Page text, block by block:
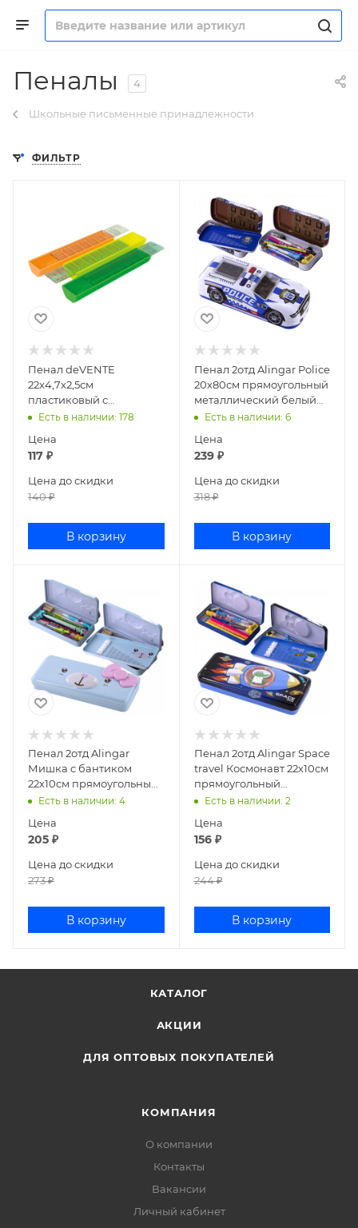
Пеналы 4
Школьные письменные принадлежности
ФИЛЬТР
Пенал deVENTE
22x4,7x2,5см
пластиковый с
линейкой ассорти
Есть в наличии: 178
Цена
117 ₽
Цена до скидки
140₽
В корзину
Пенал 2отд Alingar Police
20х80см прямоугольный
металлический белый
AL8616/1
Есть в наличии: 6
Цена
239₽
Цена до скидки
318₽
В корзину
Пенал 2отд Alingar
Мишка с бантиком
22х10см прямоугольный
металлический AL8621/1
Есть в наличии: 4
Цена
205 ₽
Цена до скидки
273₽
В корзину
Пенал 2отд Alingar Space
travel Космонавт 22х10см
прямоугольный
металлический голубой
Есть в наличии: 2
Цена
156₽
Цена до скидки
244₽
В корзину
КАТАЛОГ
АКЦИИ
ДЛЯ ОПТОВЫХ ПОКУПАТЕЛЕЙ
КОМПАНИЯ
О компании
Контакты
Вакансии
Личный кабинет